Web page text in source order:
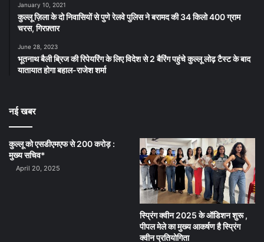
January 10, 2021
कुल्लू ज़िला के दो निवासियों से पुणे रेलवे पुलिस ने बरामद की 34 किलो 400 ग्राम
चरस, गिरफ़्तार
June 28, 2023
भूतनाथ बैली ब्रिज की रिपेयरिंग के लिए विदेश से 2 बैरिंग पहुंचे कुल्लू लोढ़ टैस्ट के बाद
यातायात होगा बहाल-राजेश शर्मा
नई खबर
कुल्लू को एसडीएमएफ से 200 करोड़ :
मुख्य सचिव*
April 20, 2025
स्प्रिंग क्वीन 2025 के ऑडिशन शुरू ,
पीपल मेले का मुख्य आकर्षण है स्प्रिंग
क्वीन प्रतियोगिता